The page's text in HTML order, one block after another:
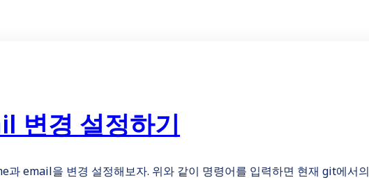
변경 설정하기
email을 변경 설정해보자. 위와 같이 명령어를 입력하면 현재 git에서의